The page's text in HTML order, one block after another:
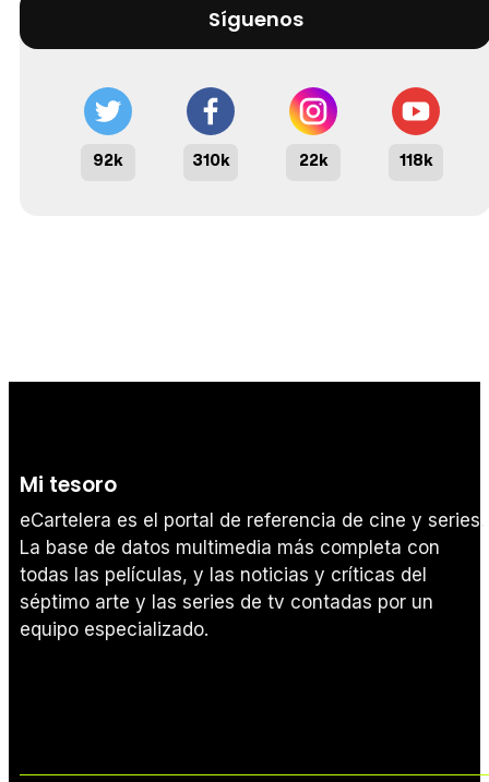
Síguenos
92k 310k 22k 118k
Mi tesoro
eCartelera es el portal de referencia de cine y series.
La base de datos multimedia más completa con
todas las películas, y las noticias y críticas del
séptimo arte y las series de tv contadas por un
equipo especializado.